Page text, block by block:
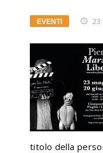
EVENTI 23
titolo della